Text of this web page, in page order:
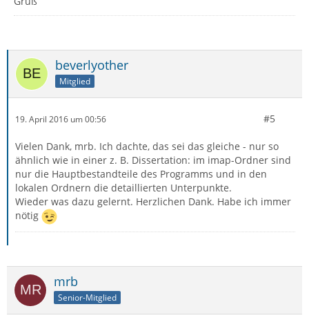
beverlyother
Mitglied
19. April 2016 um 00:56 #5
Vielen Dank, mrb. Ich dachte, das sei das gleiche - nur so
ähnlich wie in einer z. B. Dissertation: im imap-Ordner sind
nur die Hauptbestandteile des Programms und in den
lokalen Ordnern die detaillierten Unterpunkte.
Wieder was dazu gelernt. Herzlichen Dank. Habe ich immer
nötig
mrb
Senior-Mitglied